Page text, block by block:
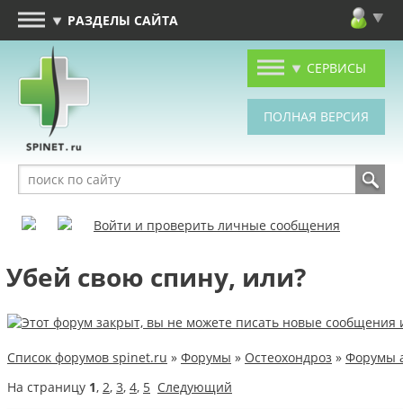
РАЗДЕЛЫ САЙТА
СЕРВИСЫ
Войти и проверить личные сообщения
Убей свою спину, или?
Список форумов spinet.ru » Форумы » Остеохондроз » Форумы
На страницу 1, 2, 3, 4, 5 Следующий